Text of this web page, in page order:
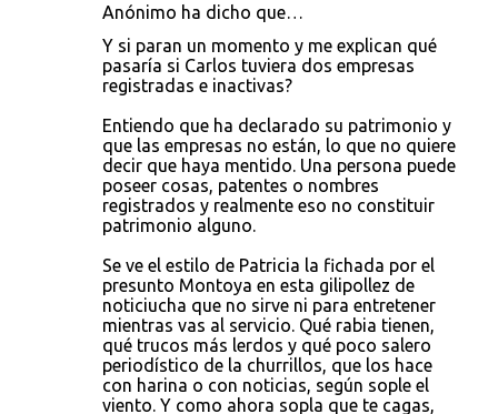
Anónimo ha dicho que…
Y si paran un momento y me explican qué
pasaría si Carlos tuviera dos empresas
registradas e inactivas?
Entiendo que ha declarado su patrimonio y
que las empresas no están, lo que no quiere
decir que haya mentido. Una persona puede
poseer cosas, patentes o nombres
registrados y realmente eso no constituir
patrimonio alguno.
Se ve el estilo de Patricia la fichada por el
presunto Montoya en esta gilipollez de
noticiucha que no sirve ni para entretener
mientras vas al servicio. Qué rabia tienen,
qué trucos más lerdos y qué poco salero
periodístico de la churrillos, que los hace
con harina o con noticias, según sople el
viento. Y como ahora sopla que te cagas,